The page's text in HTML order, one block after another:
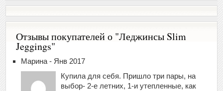
Отзывы покупателей о "Леджинсы Slim
Jeggings"
Марина - Янв 2017
Купила для себя. Пришло три пары, на
выбор- 2-е летних, 1-и утепленные, как